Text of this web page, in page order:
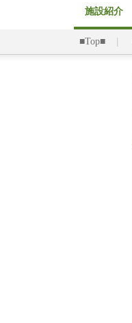
施設紹介
■Top■